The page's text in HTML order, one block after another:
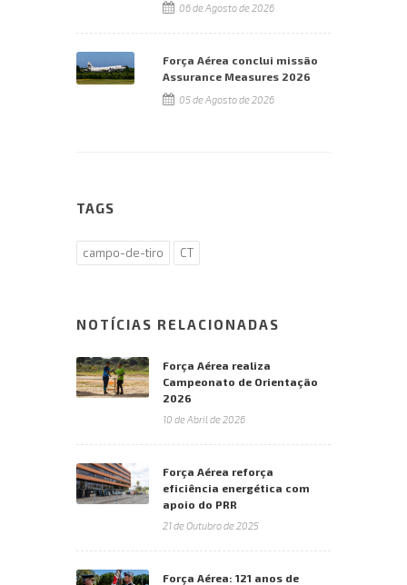
06 de Agosto de 2026
Força Aérea conclui missão
Assurance Measures 2026
05 de Agosto de 2026
TAGS
campo-de-tiro CT
NOTÍCIAS RELACIONADAS
Força Aérea realiza
Campeonato de Orientação
2026
10 de Abril de 2026
Força Aérea reforça
eficiência energética com
apoio do PRR
21 de Outubro de 2025
Força Aérea: 121 anos de